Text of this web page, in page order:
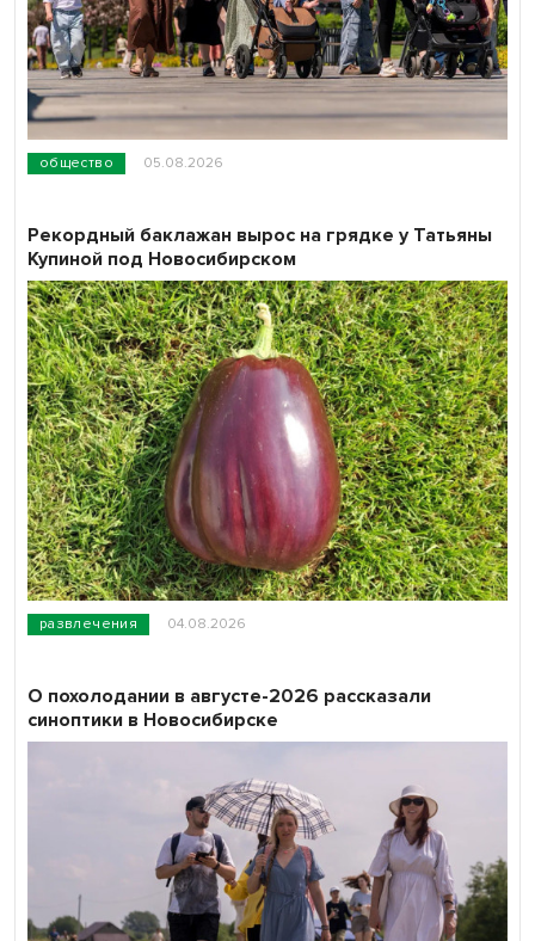
общество 05.08.2026
развлечения 04.08.2026
Рекордный баклажан вырос на грядке у Татьяны
Купиной под Новосибирском
О похолодании в августе-2026 рассказали
синоптики в Новосибирске